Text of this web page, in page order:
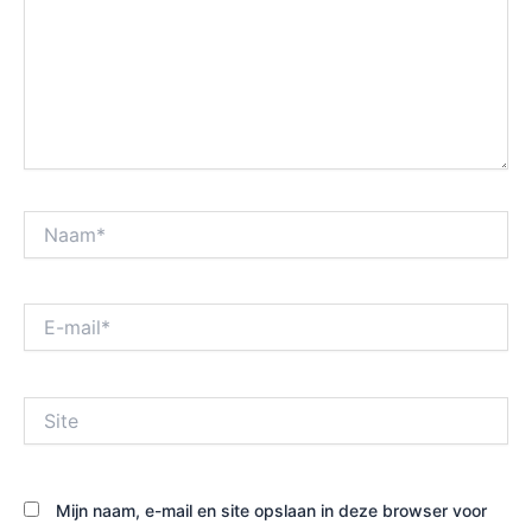
mail*
Mijn naam, e-mail en site opslaan in deze browser voor